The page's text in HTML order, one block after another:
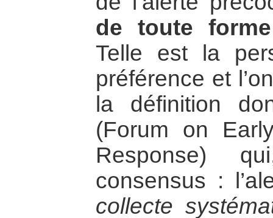
de toute
Telle est la
préférence et
la définition
(Forum on
Response)
consensus :
collecte